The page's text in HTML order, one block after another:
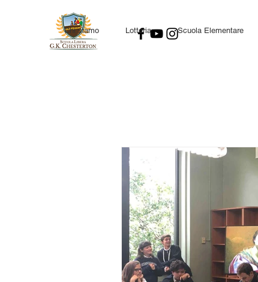
Chi siamo Lotteria Scuola Elementare